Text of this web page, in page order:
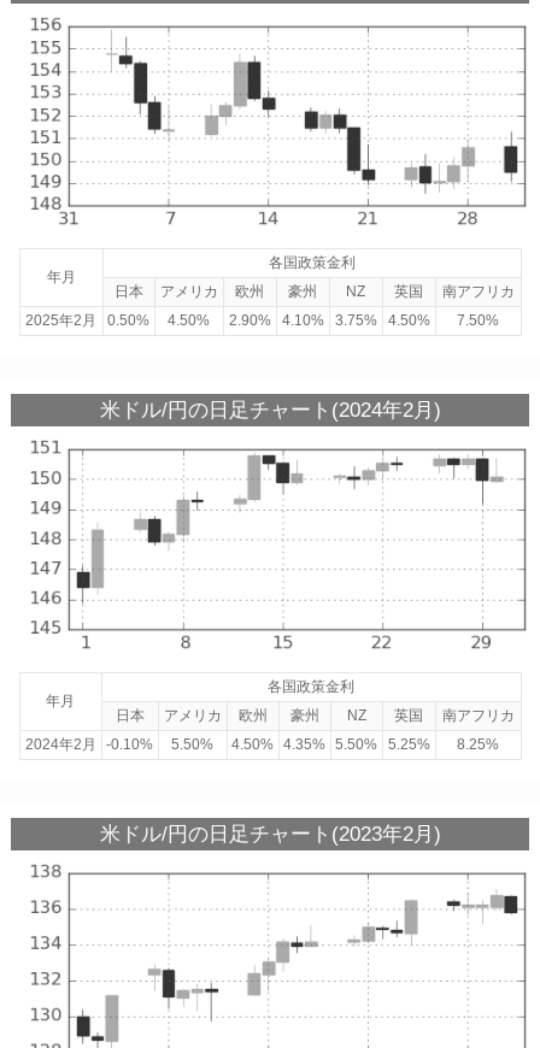
年月
各国政策金利
日本
アメリカ 欧州 豪州 NZ 英国
南アフリカ
2025年2月
0.50% 4.50% 2.90% 4.10% 3.75% 4.50% 7.50%
米ドル/円の日足チャート(2024年2月)
年月
各国政策金利
日本
アメリカ 欧州 豪州 NZ 英国
南アフリカ
2024年2月
-0.10% 5.50% 4.50% 4.35% 5.50% 5.25% 8.25%
米ドル/円の日足チャート(2023年2月)